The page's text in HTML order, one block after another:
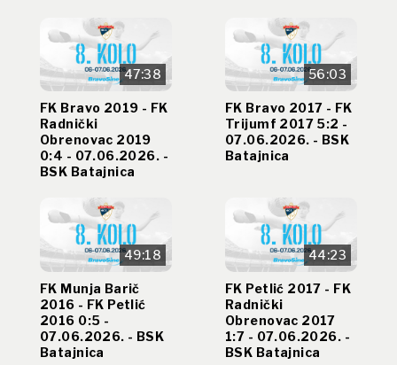
47:38
FK Bravo 2019 - FK
Radnički
Obrenovac 2019
0:4 - 07.06.2026. -
BSK Batajnica
56:03
FK Bravo 2017 - FK
Trijumf 2017 5:2 -
07.06.2026. - BSK
Batajnica
49:18
FK Munja Barič
2016 - FK Petlić
2016 0:5 -
07.06.2026. - BSK
Batajnica
44:23
FK Petlić 2017 - FK
Radnički
Obrenovac 2017
1:7 - 07.06.2026. -
BSK Batajnica